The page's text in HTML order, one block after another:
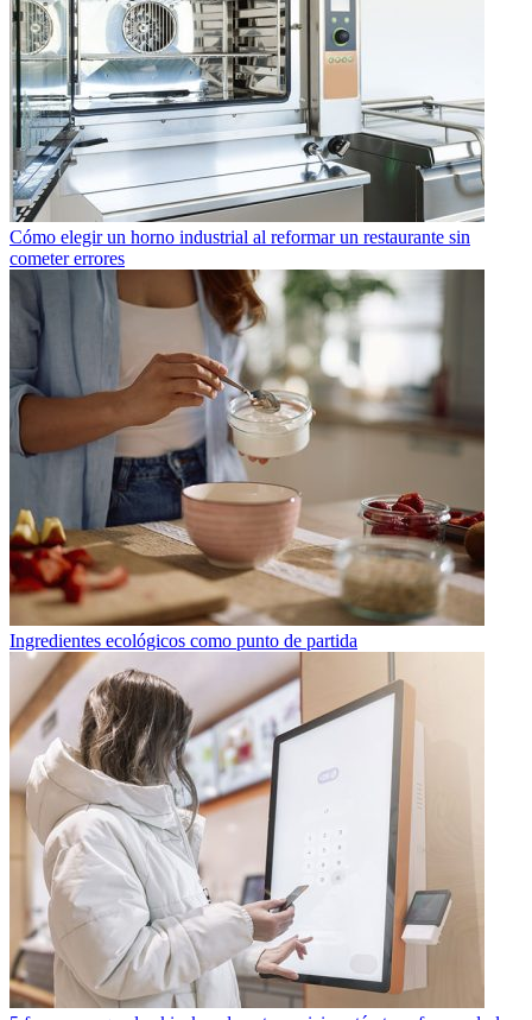
Cómo elegir un horno industrial al reformar un restaurante sin
cometer errores
Ingredientes ecológicos como punto de partida